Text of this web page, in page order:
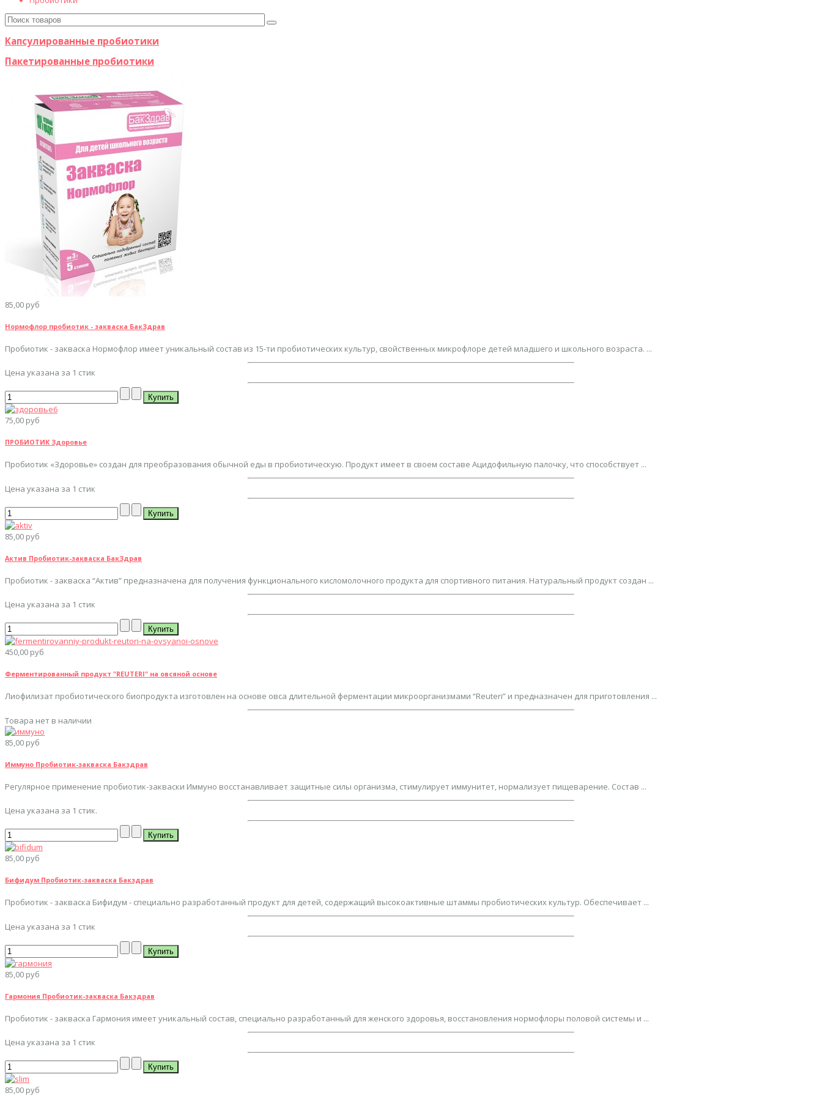
Капсулированные пробиотики
Пакетированные пробиотики
85,00 руб
Нормофлор пробиотик - закваска БакЗдрав
Пробиотик - закваска Нормофлор имеет уникальный состав из 15-ти пробиотических культур, свойственных микрофлоре детей младшего и школьного возраста. ...
Цена указана за 1 стик
75,00 руб
ПРОБИОТИК Здоровье
Пробиотик «Здоровье» создан для преобразования обычной еды в пробиотическую. Продукт имеет в своем составе Ацидофильную палочку, что способствует ...
Цена указана за 1 стик
85,00 руб
Актив Пробиотик-закваска БакЗдрав
Пробиотик - закваска “Актив” предназначена для получения функционального кисломолочного продукта для спортивного питания. Натуральный продукт создан ...
Цена указана за 1 стик
450,00 руб
Ферментированный продукт "REUTERI" на овсяной основе
Лиофилизат пробиотического биопродукта изготовлен на основе овса длительной ферментации микроорганизмами “Reuteri” и предназначен для приготовления ...
Товара нет в наличии
85,00 руб
Иммуно Пробиотик-закваска Бакздрав
Регулярное применение пробиотик-закваски Иммуно восстанавливает защитные силы организма, стимулирует иммунитет, нормализует пищеварение. Состав ...
Цена указана за 1 стик.
85,00 руб
Бифидум Пробиотик-закваска Бакздрав
Пробиотик - закваска Бифидум - специально разработанный продукт для детей, содержащий высокоактивные штаммы пробиотических культур. Обеспечивает ...
Цена указана за 1 стик
85,00 руб
Гармония Пробиотик-закваска Бакздрав
Пробиотик - закваска Гармония имеет уникальный состав, специально разработанный для женского здоровья, восстановления нормофлоры половой системы и ...
Цена указана за 1 стик
85,00 руб